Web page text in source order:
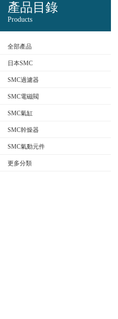
產品目錄
Products
全部產品
日本SMC
SMC過濾器
SMC電磁閥
SMC氣缸
SMC幹燥器
SMC氣動元件
更多分類